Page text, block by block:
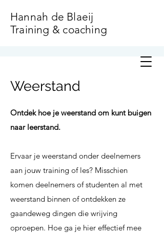
Hannah de Blaeij
Training & coaching
Weerstand
Ontdek hoe je weerstand om kunt buigen
naar leerstand.
Ervaar je weerstand onder deelnemers
aan jouw training of les? Misschien
komen deelnemers of studenten al met
weerstand binnen of ontdekken ze
gaandeweg dingen die wrijving
oproepen. Hoe ga je hier effectief mee